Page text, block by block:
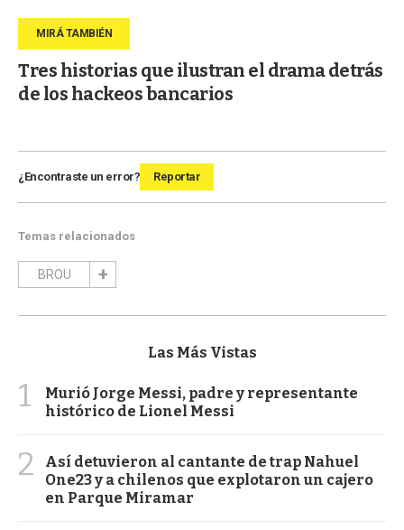
Tres historias que ilustran el drama detrás
de los hackeos bancarios
¿Encontraste un error? Reportar
Temas relacionados
BROU
Las Más Vistas
1
Murió Jorge Messi, padre y representante
histórico de Lionel Messi
2
Así detuvieron al cantante de trap Nahuel
One23 y a chilenos que explotaron un cajero
en Parque Miramar